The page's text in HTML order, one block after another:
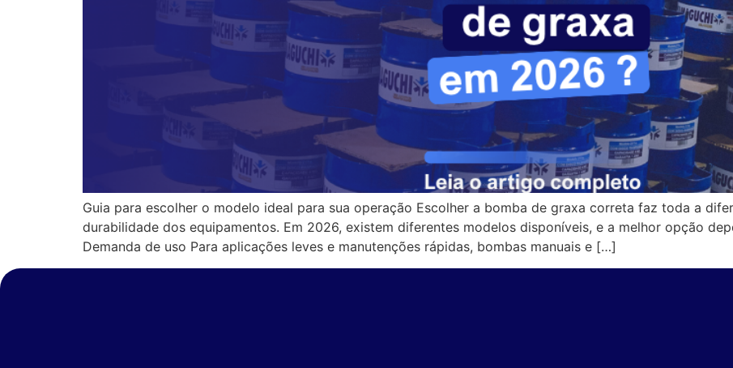
Guia para escolher o modelo ideal para sua operação Escolher a bomba de graxa correta faz toda a
durabilidade dos equipamentos. Em 2026, existem diferentes modelos disponíveis, e a melhor opção
Demanda de uso Para aplicações leves e manutenções rápidas, bombas manuais e […]